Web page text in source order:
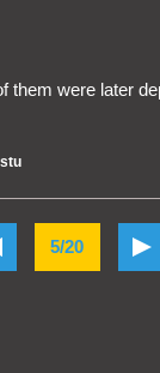
them were later
5/20